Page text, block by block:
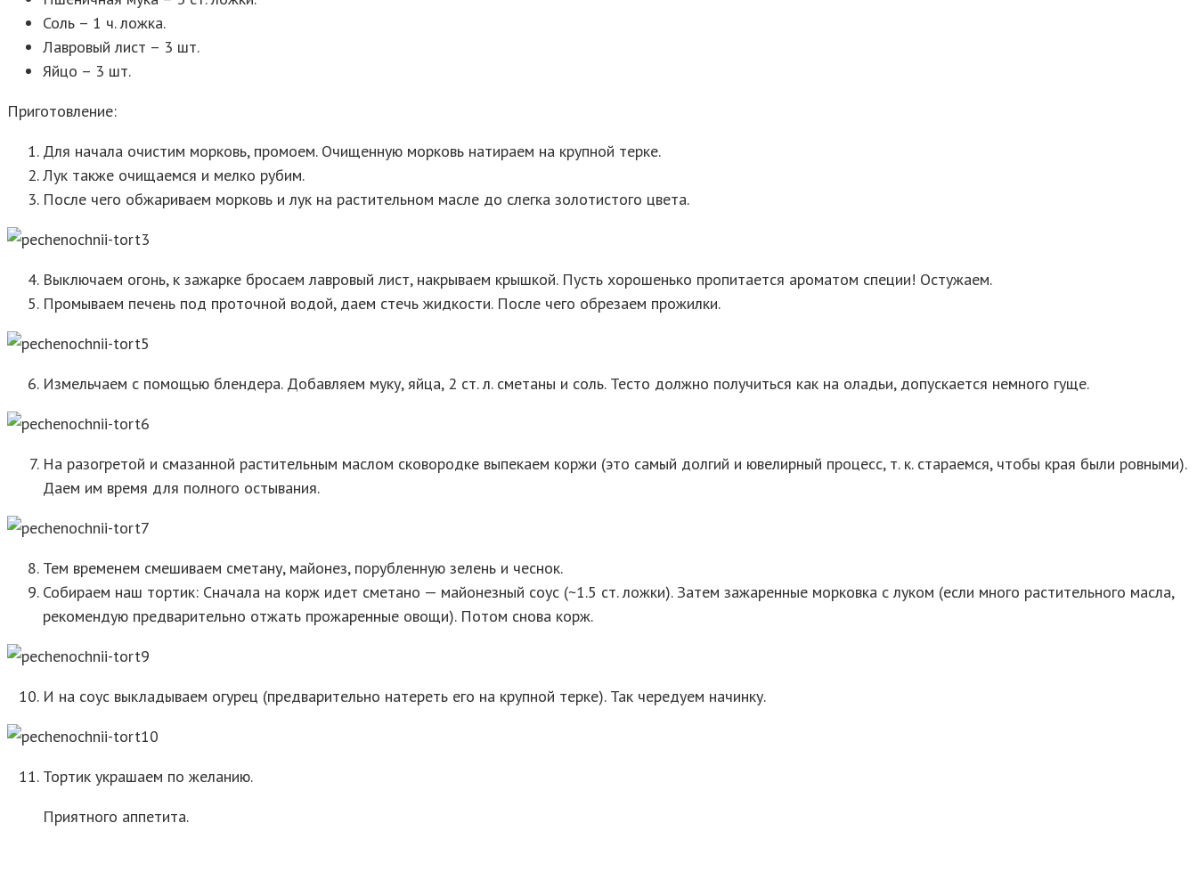
Соль – 1 ч. ложка.
Лавровый лист – 3 шт.
Яйцо – 3 шт.
Приготовление:
Для начала очистим морковь, промоем. Очищенную морковь натираем на крупной терке.
Лук также очищаемся и мелко рубим.
После чего обжариваем морковь и лук на растительном масле до слегка золотистого цвета.
Выключаем огонь, к зажарке бросаем лавровый лист, накрываем крышкой. Пусть хорошенько пропитается ароматом специи! Остужаем.
Промываем печень под проточной водой, даем стечь жидкости. После чего обрезаем прожилки.
Измельчаем с помощью блендера. Добавляем муку, яйца, 2 ст. л. сметаны и соль. Тесто должно получиться как на оладьи, допускается немного гуще.
На разогретой и смазанной растительным маслом сковородке выпекаем коржи (это самый долгий и ювелирный процесс, т. к. стараемся, чтобы края были ровными).
Даем им время для полного остывания.
Тем временем смешиваем сметану, майонез, порубленную зелень и чеснок.
Собираем наш тортик: Сначала на корж идет сметано — майонезный соус (~1.5 ст. ложки). Затем зажаренные морковка с луком (если много растительного масла,
рекомендую предварительно отжать прожаренные овощи). Потом снова корж.
И на соус выкладываем огурец (предварительно натереть его на крупной терке). Так чередуем начинку.
Тортик украшаем по желанию.
Приятного аппетита.